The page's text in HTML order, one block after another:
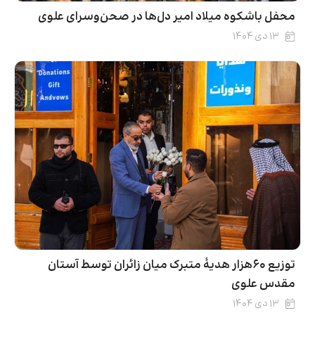
محفل باشکوه میلاد امیر دل‌ها در صحن‌وسرای علوی
۱۳ دی ۱۴۰۴
توزیع ۶۰هزار هدیۀ متبرک میان زائران توسط آستان
مقدس علوی
۱۳ دی ۱۴۰۴